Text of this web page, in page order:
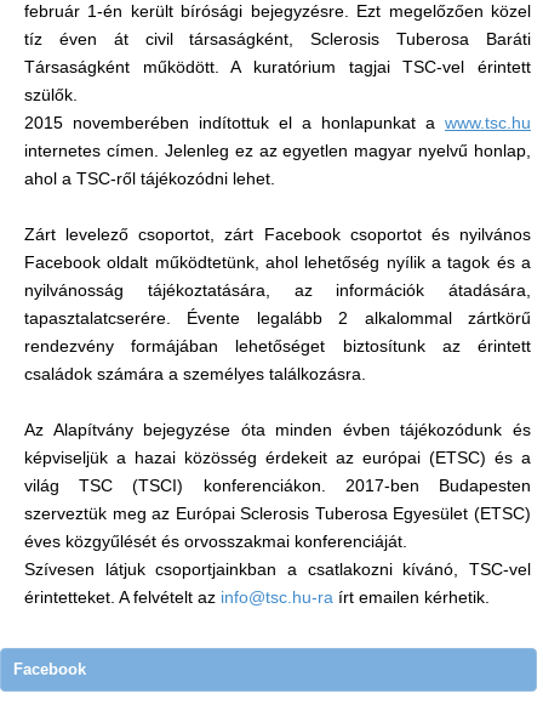
február 1-én került bírósági bejegyzésre. Ezt megelőzően közel
tíz éven át civil társaságként, Sclerosis Tuberosa Baráti
Társaságként működött. A kuratórium tagjai TSC-vel érintett
szülők.
2015 novemberében indítottuk el a honlapunkat a www.tsc.hu
internetes címen. Jelenleg ez az egyetlen magyar nyelvű honlap,
ahol a TSC-ről tájékozódni lehet.
Zárt levelező csoportot, zárt Facebook csoportot és nyilvános
Facebook oldalt működtetünk, ahol lehetőség nyílik a tagok és a
nyilvánosság tájékoztatására, az információk átadására,
tapasztalatcserére. Évente legalább 2 alkalommal zártkörű
rendezvény formájában lehetőséget biztosítunk az érintett
családok számára a személyes találkozásra.
Az Alapítvány bejegyzése óta minden évben tájékozódunk és
képviseljük a hazai közösség érdekeit az európai (ETSC) és a
világ TSC (TSCI) konferenciákon. 2017-ben Budapesten
szerveztük meg az Európai Sclerosis Tuberosa Egyesület (ETSC)
éves közgyűlését és orvosszakmai konferenciáját.
Szívesen látjuk csoportjainkban a csatlakozni kívánó, TSC-vel
érintetteket. A felvételt az info@tsc.hu-ra írt emailen kérhetik.
Facebook